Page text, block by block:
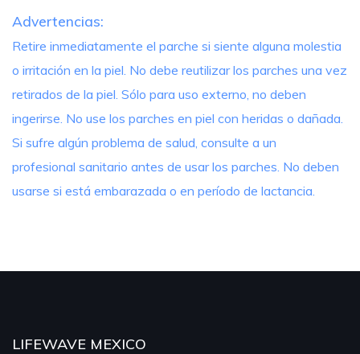
Advertencias:
Retire inmediatamente el parche si siente alguna molestia
o irritación en la piel. No debe reutilizar los parches una vez
retirados de la piel. Sólo para uso externo, no deben
ingerirse. No use los parches en piel con heridas o dañada.
Si sufre algún problema de salud, consulte a un
profesional sanitario antes de usar los parches. No deben
usarse si está embarazada o en período de lactancia.
LIFEWAVE MEXICO